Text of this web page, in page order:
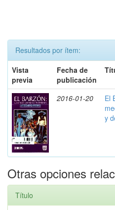
Resultados por ítem:
Vista
previa
Fecha de
publicación
2016-01-20
El
y
Otras opciones
Título